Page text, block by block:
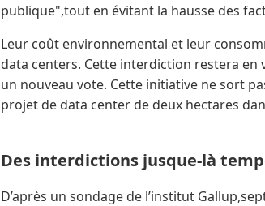
publique",tout en évitant la hausse des
Leur coût environnemental et leur
data centers. Cette interdiction restera en
un nouveau vote. Cette initiative ne sort
projet de data center de deux hectares
Des interdictions jusque-là
D’après un sondage de l’institut